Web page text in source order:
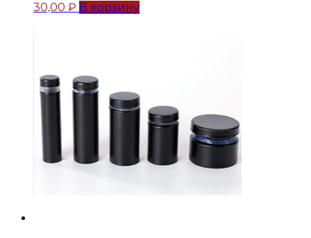
30,00 ₽ В корзину